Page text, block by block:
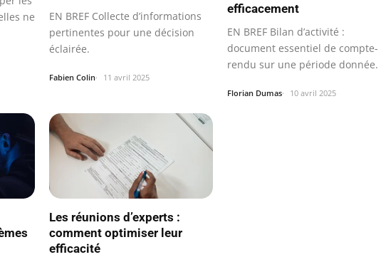
ne
EN BREF Collecte d’informations
pertinentes pour une décision
éclairée.
Fabien Colin 11 avril 2025
efficacement
EN BREF Bilan d’activité :
document essentiel de compte-
rendu sur une période donnée.
Florian Dumas 10 avril 2025
Les réunions d’experts :
comment optimiser leur
efficacité